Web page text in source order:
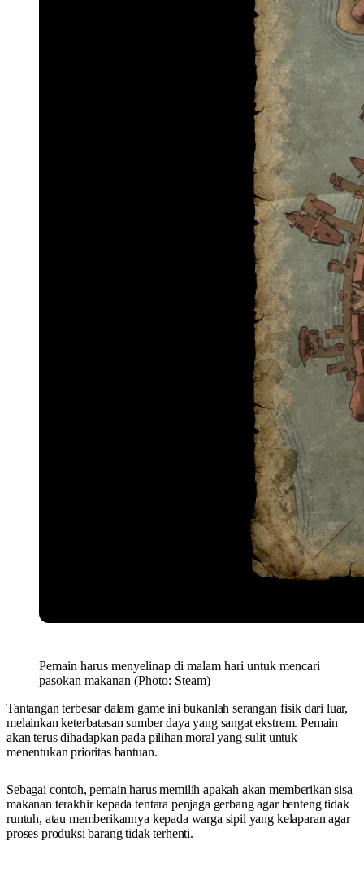
Pemain harus menyelinap di malam hari untuk mencari
pasokan makanan (Photo: Steam)
Tantangan terbesar dalam game ini bukanlah serangan fisik dari luar,
melainkan keterbatasan sumber daya yang sangat ekstrem. Pemain
akan terus dihadapkan pada pilihan moral yang sulit untuk
menentukan prioritas bantuan.
Sebagai contoh, pemain harus memilih apakah akan memberikan sisa
makanan terakhir kepada tentara penjaga gerbang agar benteng tidak
runtuh, atau memberikannya kepada warga sipil yang kelaparan agar
proses produksi barang tidak terhenti.